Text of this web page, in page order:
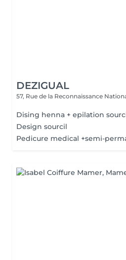
DEZIGUAL
57, Rue de la Reconnaissance
Dising henna + epilation
Design sourcil
Pedicure medical +semi-